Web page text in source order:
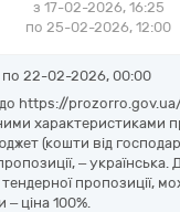
з 17-02-2026, 16:25
по 25-02-2026, 12:00
по 22-02-2026, 00:00
до https://
характеристиками
(кошти від
–
пропозиції,
ціна 100%.